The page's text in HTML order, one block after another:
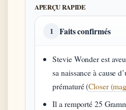
APERÇU RAPIDE
1 Faits confirmés
Stevie Wonder est
sa naissance à cause
prématuré (Closer
Il a remporté 25